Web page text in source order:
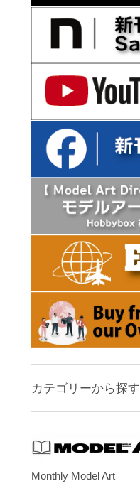
カテゴリーから探す
Monthly Model Art